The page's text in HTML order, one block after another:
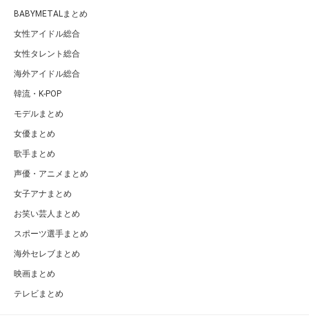
BABYMETALまとめ
女性アイドル総合
女性タレント総合
海外アイドル総合
韓流・K-POP
モデルまとめ
女優まとめ
歌手まとめ
声優・アニメまとめ
女子アナまとめ
お笑い芸人まとめ
スポーツ選手まとめ
海外セレブまとめ
映画まとめ
テレビまとめ